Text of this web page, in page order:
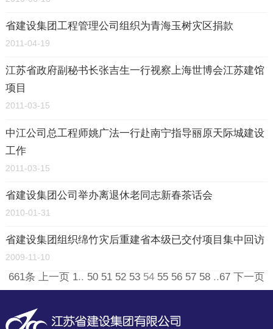
省建设集团工程管理公司组织为青海玉树灾区捐款
2011-04-19
江苏省政府副秘书长张吉生一行视察上海世博会江苏建馆
项目
2011-03-15
中江公司总工程师姚广法一行赴南宁指导丽原天际城建设
工作
2011-03-15
省建设集团公司举办离退休老同志新春茶话会
2010-01-31
省建设集团组织绵竹灾后重建省本级已交付项目集中回访
2009-11-10
661条 上一页 1.. 50 51 52 53 54 55 56 57 58..67 下一页